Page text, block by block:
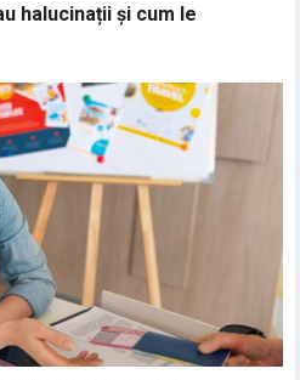
halucinații și cum le